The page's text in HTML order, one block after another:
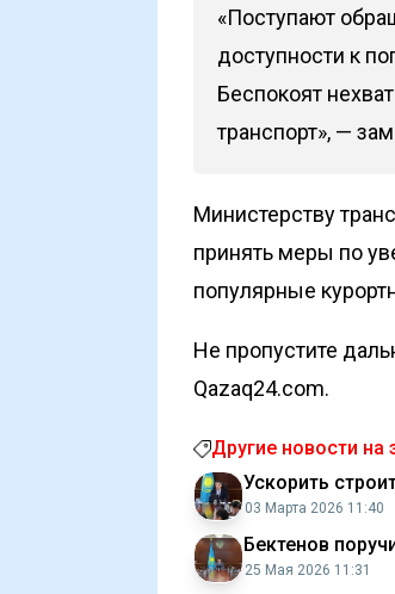
«Поступают
доступности к
Беспокоят
транспорт», —
Министерству
принять меры по
популярные
Не пропустите
Qazaq24.com.
Другие новости на
Ускорить
03 Марта 2026 11:40
Бектенов
25 Мая 2026 11:31